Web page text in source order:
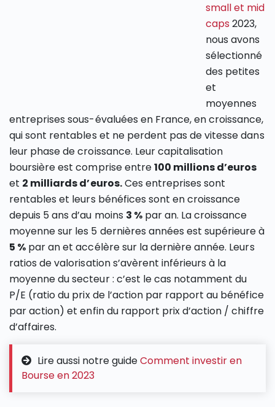
small et mid
caps 2023,
nous avons
sélectionné
des petites
et
moyennes
entreprises sous-évaluées en France, en croissance,
qui sont rentables et ne perdent pas de vitesse dans
leur phase de croissance. Leur capitalisation
boursière est comprise entre100 millions d’euros
et 2 milliards d’euros.Ces entreprises sont
rentables et leurs bénéfices sont en croissance
depuis 5 ans d’au moins 3 %par an. La croissance
moyenne sur les 5 dernières années est supérieure à
5 % par an et accélère sur la dernière année. Leurs
ratios de valorisation s’avèrent inférieurs à la
moyenne du secteur : c’est le cas notamment du
P/E (ratio du prix de l’action par rapport au bénéfice
par action) et enfin du rapport prix d’action / chiffre
d’affaires.
Lire aussi notre guideComment investir en
Bourse en 2023